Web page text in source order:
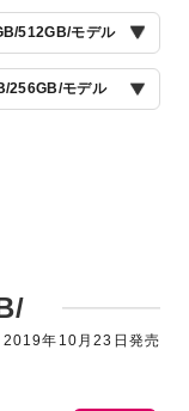
512GB/モデル
256GB/モデル
2019年10月23日発売